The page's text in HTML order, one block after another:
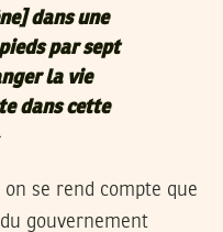
dans une
par sept
la vie
dans cette
se rend compte que
gouvernement